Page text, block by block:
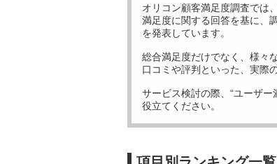
オリコン顧客満足度調査では
満足度に関する回答を基に、
を発表しています。
総合満足度だけでなく、様々
口コミや評判といった、実際
サービス検討の際、“ユーザー
役立てください。